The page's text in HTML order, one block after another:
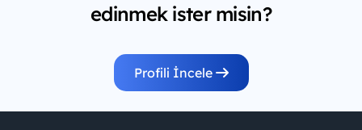
edinmek ister misin?
Profili İncele